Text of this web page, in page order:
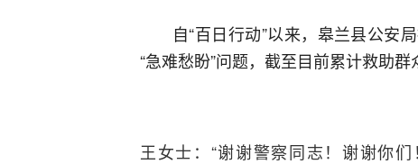
自“百日行动”以来，皋兰县公安
“急难愁盼”问题，截至目前累计救助群
王女士：“谢谢警察同志！谢谢你